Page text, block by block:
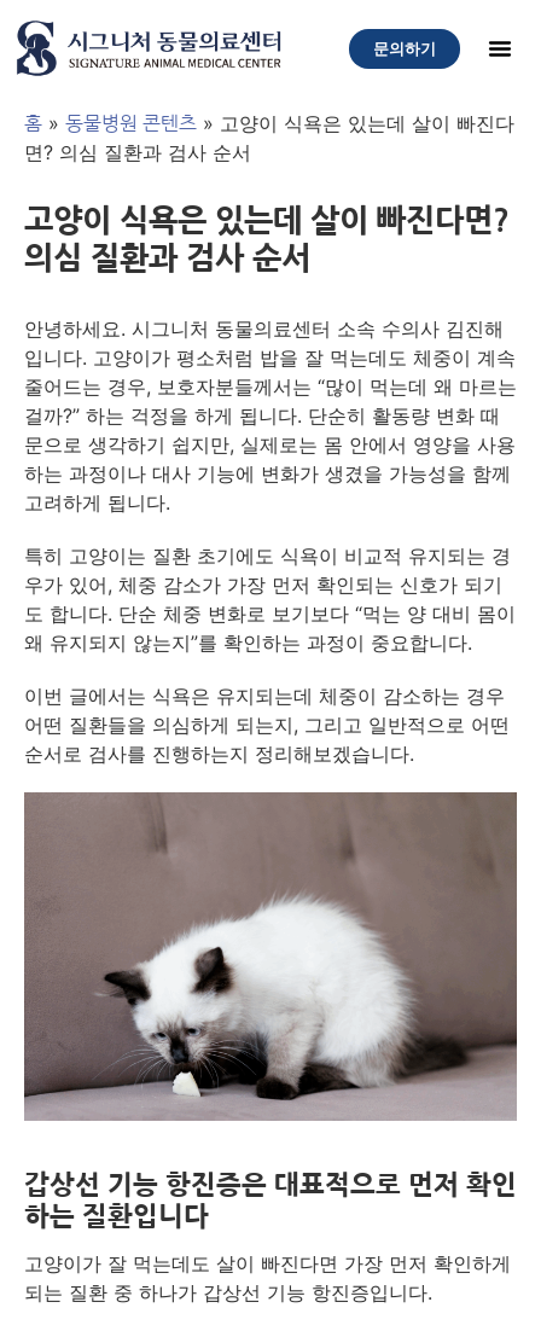
문의하기
홈 » 동물병원 콘텐츠 » 고양이 식욕은 있는데 살이 빠진다
면? 의심 질환과 검사 순서
고양이 식욕은 있는데 살이 빠진다면?
의심 질환과 검사 순서
안녕하세요. 시그니처 동물의료센터 소속 수의사 김진해
입니다. 고양이가 평소처럼 밥을 잘 먹는데도 체중이 계속
줄어드는 경우, 보호자분들께서는 “많이 먹는데 왜 마르는
걸까?” 하는 걱정을 하게 됩니다. 단순히 활동량 변화 때
문으로 생각하기 쉽지만, 실제로는 몸 안에서 영양을 사용
하는 과정이나 대사 기능에 변화가 생겼을 가능성을 함께
고려하게 됩니다.
특히 고양이는 질환 초기에도 식욕이 비교적 유지되는 경
우가 있어, 체중 감소가 가장 먼저 확인되는 신호가 되기
도 합니다. 단순 체중 변화로 보기보다 “먹는 양 대비 몸이
왜 유지되지 않는지”를 확인하는 과정이 중요합니다.
이번 글에서는 식욕은 유지되는데 체중이 감소하는 경우
어떤 질환들을 의심하게 되는지, 그리고 일반적으로 어떤
순서로 검사를 진행하는지 정리해보겠습니다.
갑상선 기능 항진증은 대표적으로 먼저 확인
하는 질환입니다
고양이가 잘 먹는데도 살이 빠진다면 가장 먼저 확인하게
되는 질환 중 하나가 갑상선 기능 항진증입니다.